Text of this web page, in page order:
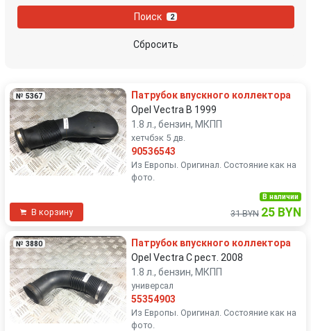
Поиск 2
Сбросить
№ 5367
Патрубок впускного коллектора
Opel Vectra B 1999
1.8 л., бензин, МКПП
хетчбэк 5 дв.
90536543
Из Европы. Оригинал. Состояние как на
фото.
В корзину
В наличии
31 BYN 25 BYN
№ 3880
Патрубок впускного коллектора
Opel Vectra C рест. 2008
1.8 л., бензин, МКПП
универсал
55354903
Из Европы. Оригинал. Состояние как на
фото.